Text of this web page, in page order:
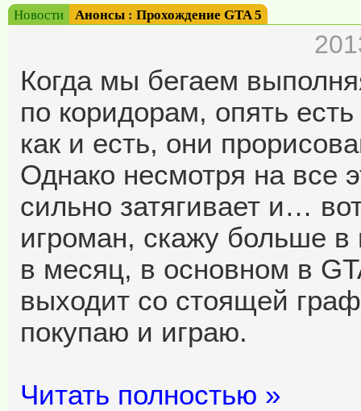
Новости Анонсы : Прохождение GTA 5
Когда мы бегаем
по коридорам, опять
как и есть, они
Однако несмотря на все
сильно затягивает и…
игроман, скажу больше
в месяц, в основном в
выходит со стоящей
покупаю и играю.
Читать полностью »